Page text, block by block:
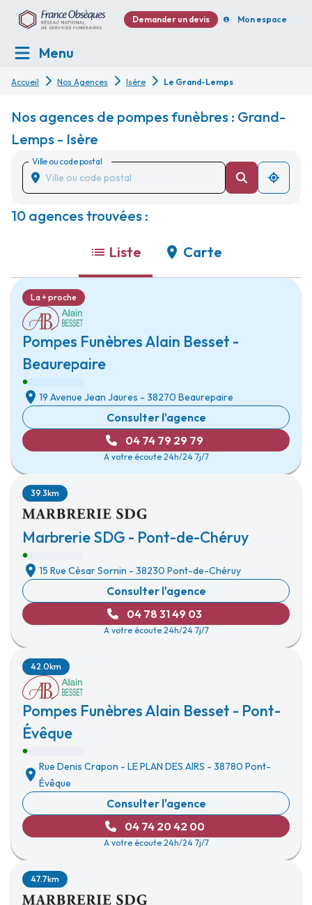
Demander un devis Mon espace
Menu
Accueil Nos Agences Isère Le Grand-Lemps
Nos agences de pompes funèbres : Grand-
Lemps - Isère
Ville ou code postal
10 agences trouvées :
Liste Carte
Pompes Funèbres Alain Besset -
Beaurepaire
La + proche
19 Avenue Jean Jaures - 38270 Beaurepaire
Consulter l'agence
04 74 79 29 79
A votre écoute 24h/24 7j/7
Marbrerie SDG - Pont-de-Chéruy
39.3km
15 Rue César Sornin - 38230 Pont-de-Chéruy
Consulter l'agence
04 78 31 49 03
A votre écoute 24h/24 7j/7
Pompes Funèbres Alain Besset - Pont-
Évêque
42.0km
Rue Denis Crapon - LE PLAN DES AIRS - 38780 Pont-
Évêque
Consulter l'agence
04 74 20 42 00
A votre écoute 24h/24 7j/7
47.7km